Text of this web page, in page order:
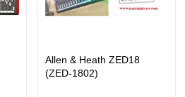
Allen & Heath ZED18
(ZED-1802)